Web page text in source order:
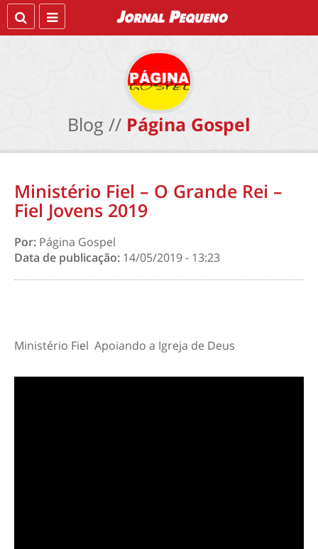
Blog // Página Gospel
Ministério Fiel – O Grande Rei –
Fiel Jovens 2019
Por: Página Gospel
Data de publicação: 14/05/2019 - 13:23
Ministério Fiel Apoiando a Igreja de Deus